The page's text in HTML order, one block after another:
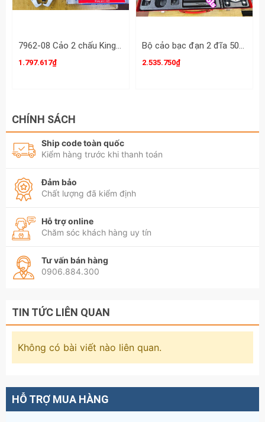
200x150mm B0045-3 và B0045-4
7962-08 Cảo 2 chấu Kingtony 8 inch 200mm mở 95-200mm, vam 2 chấu 8 inch
1.797.617₫
Bộ cảo bạc đạn 2 đĩa 50mm-75mm Licota ATB-1071
2.535.750₫
CHÍNH SÁCH
Ship code toàn quốc
Kiểm hàng trước khi thanh toán
Đảm bảo
Chất lượng đã kiểm định
Hỗ trợ online
Chăm sóc khách hàng uy tín
Tư vấn bán hàng
0906.884.300
TIN TỨC LIÊN QUAN
Không có bài viết nào liên quan.
HỖ TRỢ MUA HÀNG